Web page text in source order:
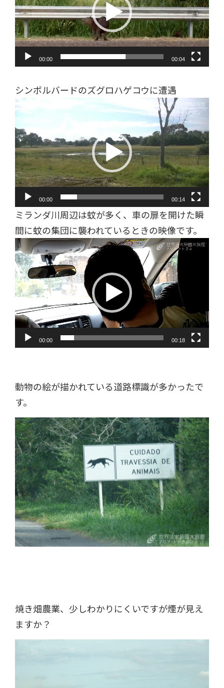
レ
ー
ヤ
00:00 00:04
シンボルバードのズグロハゲコウに遭遇
動
画
プ
レ
ー
ヤ
00:00 00:14
ミランダ川周辺は蚊が多く、車の扉を開けた瞬
間に蚊の集団に襲われているときの映像です。
動
画
プ
レ
ー
ヤ
00:00 00:18
動物の絵が描かれている道路標識が多かったで
す。
焼き畑農業、少しわかりにくいですが煙が見え
ますか？